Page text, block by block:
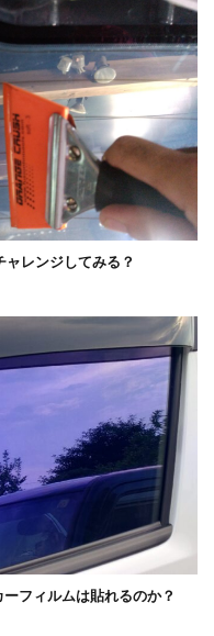
レンジしてみる？
フィルムは貼れるのか？